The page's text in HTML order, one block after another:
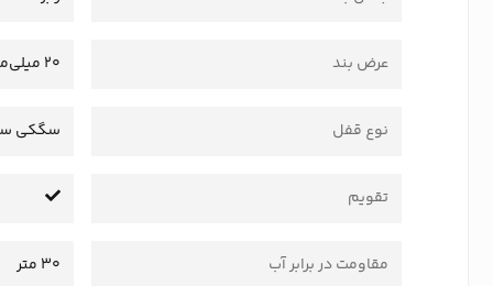
عرض بند 20 میلی‌متر
نوع قفل سگکی
تقویم
مقاومت در برابر آب 30 متر